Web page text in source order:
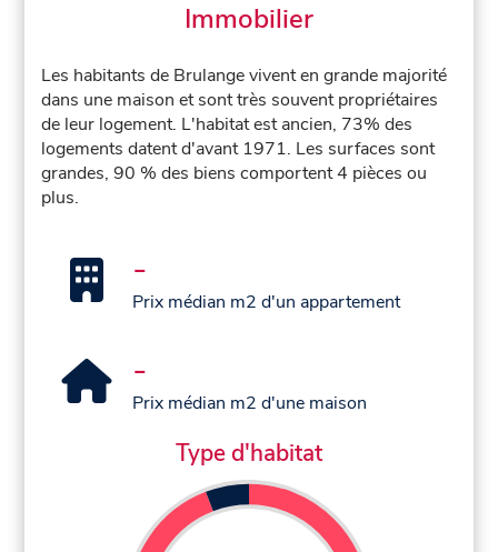
Immobilier
Les habitants de Brulange vivent en grande majorité
dans une maison et sont très souvent propriétaires
de leur logement. L'habitat est ancien, 73% des
logements datent d'avant 1971. Les surfaces sont
grandes, 90 % des biens comportent 4 pièces ou
plus.
-
Prix médian m2 d'un appartement
-
Prix médian m2 d'une maison
Type d'habitat